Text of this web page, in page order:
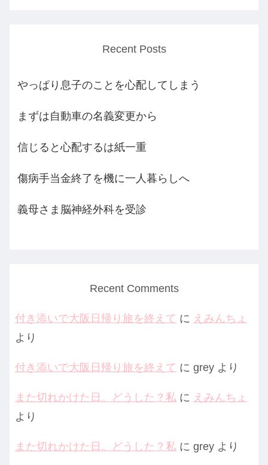
Recent Posts
やっぱり息子のことを心配してしまう
まずは自動車の名義変更から
信じると心配するは紙一重
傷病手当金終了を機に一人暮らしへ
義母さま脳神経外科を受診
Recent Comments
付き添いで大阪日帰り旅を終えて に えみんちょ
より
付き添いで大阪日帰り旅を終えて に grey より
また切れかけた日。どうした？私 に えみんちょ
より
また切れかけた日。どうした？私 に grey より